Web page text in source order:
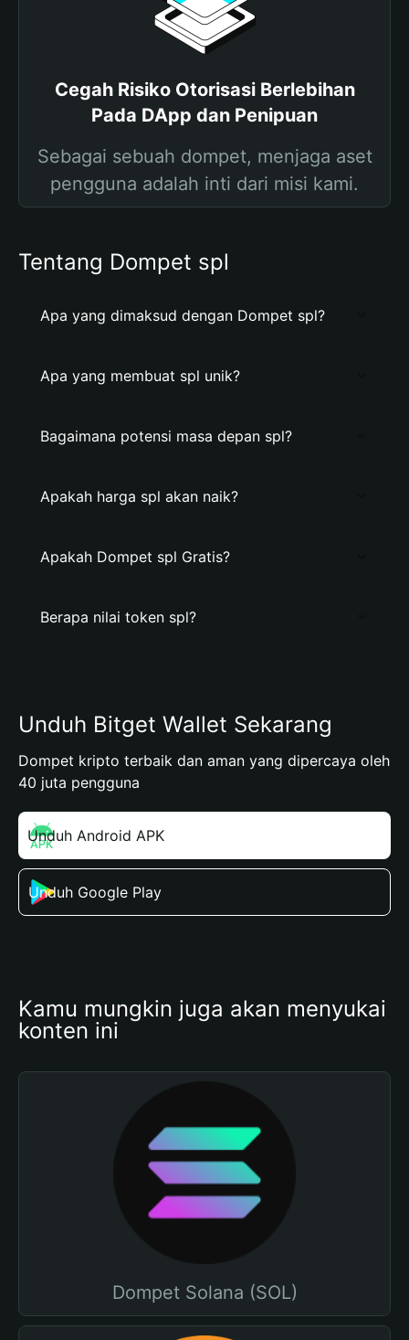
Cegah Risiko Otorisasi Berlebihan
Pada DApp dan Penipuan
Sebagai sebuah dompet, menjaga aset
pengguna adalah inti dari misi kami.
Tentang Dompet spl
Apa yang dimaksud dengan Dompet spl?
Apa yang membuat spl unik?
Bagaimana potensi masa depan spl?
Apakah harga spl akan naik?
Apakah Dompet spl Gratis?
Berapa nilai token spl?
Unduh Bitget Wallet Sekarang
Dompet kripto terbaik dan aman yang dipercaya oleh
40 juta pengguna
Unduh Android APK
Unduh Google Play
Kamu mungkin juga akan menyukai
konten ini
Dompet Solana (SOL)